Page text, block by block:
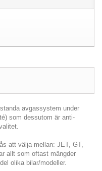
avgassystem under
som dessutom är anti-
att välja mellan: JET, GT,
allt som oftast mängder
olika bilar/modeller.